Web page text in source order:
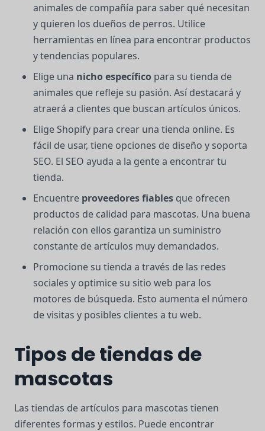
animales de compañía para saber qué necesitan
y quieren los dueños de perros. Utilice
herramientas en línea para encontrar productos
y tendencias populares.
Elige una nicho específico para su tienda de
animales que refleje su pasión. Así destacará y
atraerá a clientes que buscan artículos únicos.
Elige Shopify para crear una tienda online. Es
fácil de usar, tiene opciones de diseño y soporta
SEO. El SEO ayuda a la gente a encontrar tu
tienda.
Encuentre proveedores fiables que ofrecen
productos de calidad para mascotas. Una buena
relación con ellos garantiza un suministro
constante de artículos muy demandados.
Promocione su tienda a través de las redes
sociales y optimice su sitio web para los
motores de búsqueda. Esto aumenta el número
de visitas y posibles clientes a tu web.
Tipos de tiendas de
mascotas
Las tiendas de artículos para mascotas tienen
diferentes formas y estilos. Puede encontrar